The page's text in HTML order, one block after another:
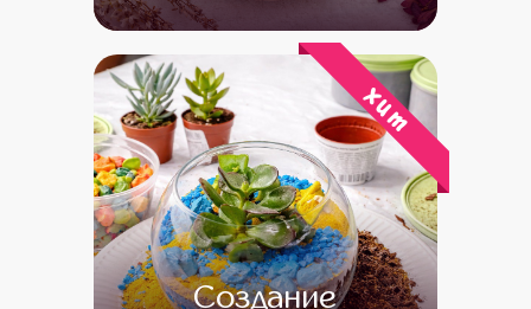
от 14 000 от 12 000
Создание
хит